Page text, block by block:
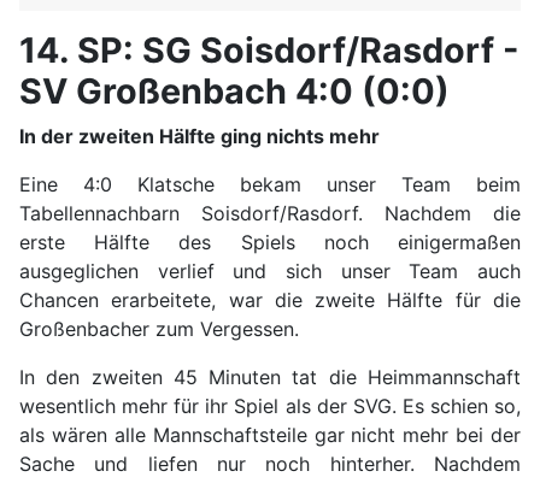
14. SP: SG Soisdorf/Rasdorf -
SV Großenbach 4:0 (0:0)
In der zweiten Hälfte ging nichts mehr
Eine 4:0 Klatsche bekam unser Team beim
Tabellennachbarn Soisdorf/Rasdorf. Nachdem die
erste Hälfte des Spiels noch einigermaßen
ausgeglichen verlief und sich unser Team auch
Chancen erarbeitete, war die zweite Hälfte für die
Großenbacher zum Vergessen.
In den zweiten 45 Minuten tat die Heimmannschaft
wesentlich mehr für ihr Spiel als der SVG. Es schien so,
als wären alle Mannschaftsteile gar nicht mehr bei der
Sache und liefen nur noch hinterher. Nachdem